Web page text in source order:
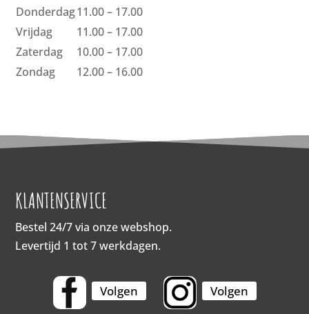
Donderdag11.00 – 17.00
Vrijdag
11.00 – 17.00
Zaterdag
10.00 – 17.00
Zondag
12.00 – 16.00
KLANTENSERVICE
Bestel 24/7 via onze webshop.
Levertijd 1 tot 7 werkdagen.
Volgen Volgen